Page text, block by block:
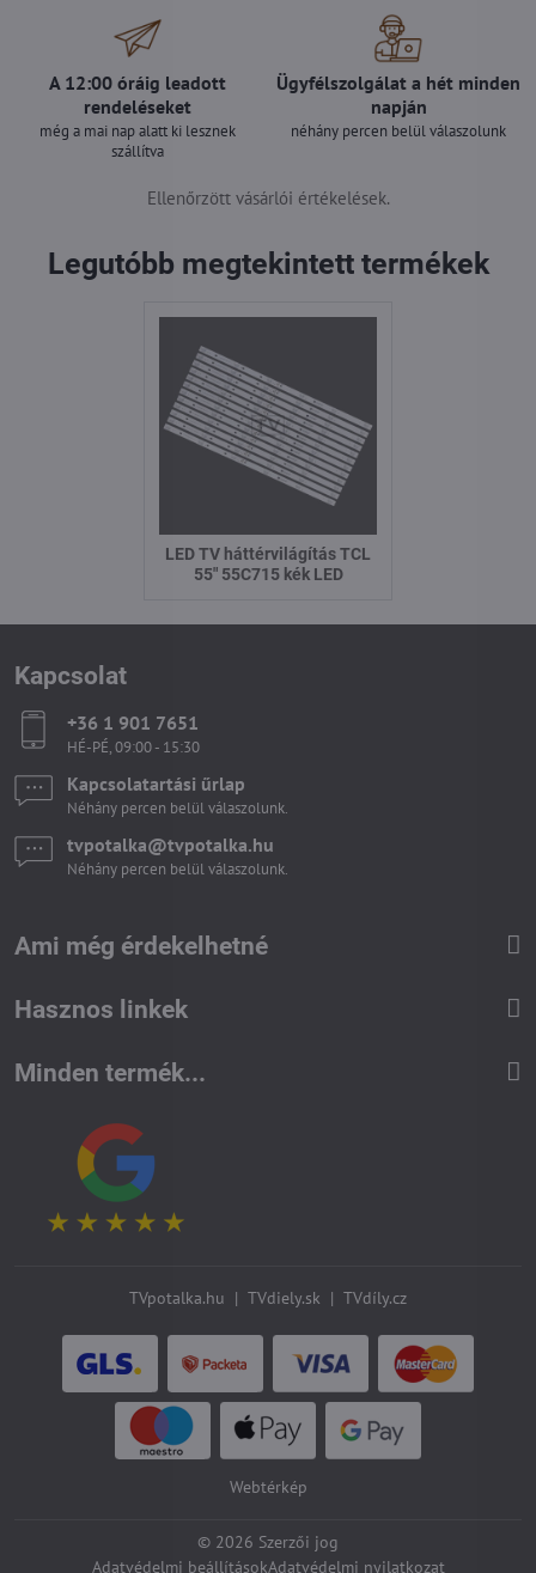
A 12:00 óráig leadott
rendeléseket
még a mai nap alatt ki lesznek
szállítva
Ügyfélszolgálat a hét minden
napján
néhány percen belül válaszolunk
Ellenőrzött vásárlói értékelések.
Legutóbb megtekintett termékek
LED TV háttérvilágítás TCL
55" 55C715 kék LED
Kapcsolat
+36 1 901 7651
HÉ-PÉ, 09:00 - 15:30
Kapcsolatartási űrlap
Néhány percen belül válaszolunk.
tvpotalka​@tvpotalka​.hu
Néhány percen belül válaszolunk.
Ami még érdekelhetné
Hasznos linkek
Minden termék...
TVpotalka.hu | TVdiely.sk | TVdíly.cz
Webtérkép
© 2026 Szerzői jog
Adatvédelmi beállításokAdatvédelmi nyilatkozat